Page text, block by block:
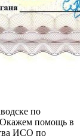
по
помощь в
ИСО по